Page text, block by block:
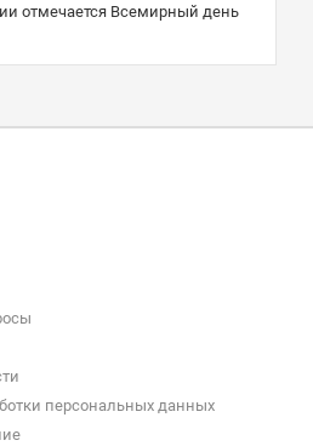
отмечается Всемирный день
персональных данных